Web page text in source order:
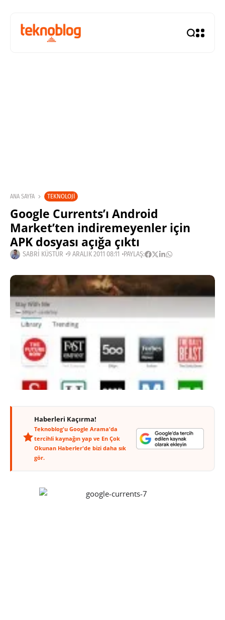
ANA SAYFA TEKNOLOJI
Google Currents’ı Android
Market’ten indiremeyenler için
APK dosyası açığa çıktı
SABRI KÜSTÜR 9 ARALIK 2011 08:11 PAYLAŞ:
Haberleri Kaçırma!
Teknoblog'u Google Arama'da
tercihli kaynağın yap ve En Çok
Okunan Haberler'de bizi daha sık
gör.